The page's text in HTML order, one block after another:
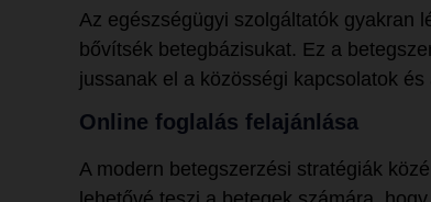
Az egészségügyi szolgáltatók gyakran
bővítsék betegbázisukat. Ez a
jussanak el a közösségi kapcsolatok és
Online foglalás felajánlása
A modern betegszerzési stratégiák